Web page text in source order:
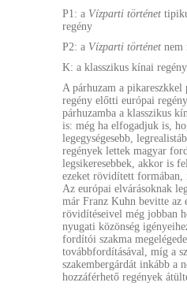
P1: a Vízparti történet
regény
P2: a Vízparti történet nem
K: a klasszikus kínai
A párhuzam a pikareszkkel
regény előtti európai
párhuzamba a klasszikus
is: még ha elfogadjuk is,
legegységesebb,
regények lettek magyar
legsikeresebbek, akkor is
ezeket rövidített formában,
Az európai elvárásoknak
már Franz Kuhn bevitte az
rövidítéseivel még jobban
nyugati közönség
fordítói szakma
továbbfordításával, míg a
szakembergárdát inkább a
hozzáférhető regények